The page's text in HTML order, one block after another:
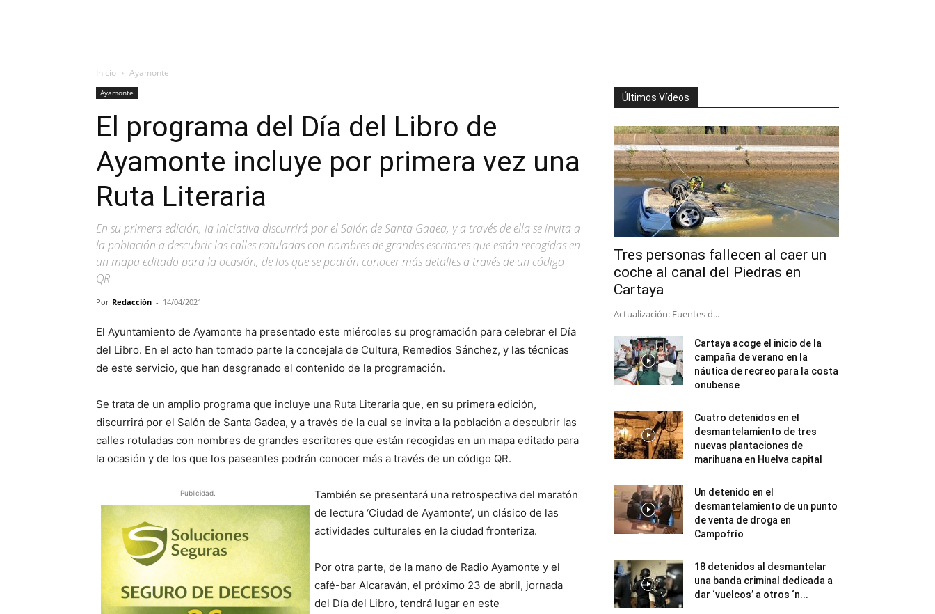
Inicio Ayamonte
Ayamonte
El programa del Día del Libro de
Ayamonte incluye por primera vez una
Ruta Literaria
En su primera edición, la iniciativa discurrirá por el Salón de Santa Gadea, y a través de ella se invita a
la población a descubrir las calles rotuladas con nombres de grandes escritores que están recogidas en
un mapa editado para la ocasión, de los que se podrán conocer más detalles a través de un código
QR
Por Redacción - 14/04/2021
El Ayuntamiento de Ayamonte ha presentado este miércoles su programación para celebrar el Día
del Libro. En el acto han tomado parte la concejala de Cultura, Remedios Sánchez, y las técnicas
de este servicio, que han desgranado el contenido de la programación.
Se trata de un amplio programa que incluye una Ruta Literaria que, en su primera edición,
discurrirá por el Salón de Santa Gadea, y a través de la cual se invita a la población a descubrir las
calles rotuladas con nombres de grandes escritores que están recogidas en un mapa editado para
la ocasión y de los que los paseantes podrán conocer más a través de un código QR.
Publicidad.
También se presentará una retrospectiva del maratón
de lectura ‘Ciudad de Ayamonte’, un clásico de las
actividades culturales en la ciudad fronteriza.
Por otra parte, de la mano de Radio Ayamonte y el
café-bar Alcaraván, el próximo 23 de abril, jornada
del Día del Libro, tendrá lugar en este
Últimos Vídeos
Tres personas fallecen al caer un
coche al canal del Piedras en
Cartaya
Actualización: Fuentes d...
Cartaya acoge el inicio de la
campaña de verano en la
náutica de recreo para la costa
onubense
Cuatro detenidos en el
desmantelamiento de tres
nuevas plantaciones de
marihuana en Huelva capital
Un detenido en el
desmantelamiento de un punto
de venta de droga en
Campofrío
18 detenidos al desmantelar
una banda criminal dedicada a
dar ‘vuelcos’ a otros ‘n...